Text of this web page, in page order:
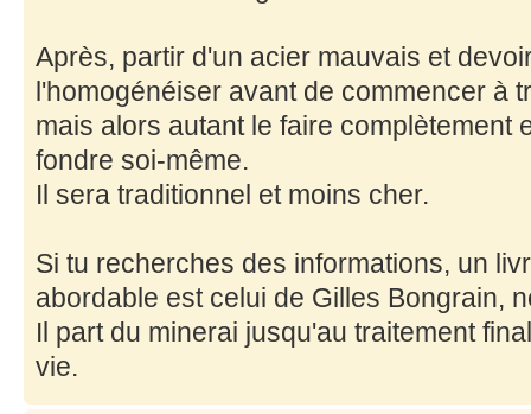
Après, partir d'un acier mauvais et
l'homogénéiser avant de commencer à
mais alors autant le faire complètement
fondre soi-même.
Il sera traditionnel et moins cher.
Si tu recherches des informations, un
abordable est celui de Gilles Bongrain,
Il part du minerai jusqu'au traitement
vie.